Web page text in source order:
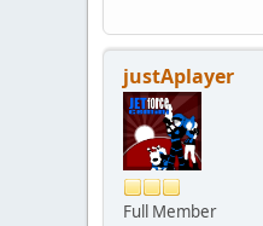
justAplayer
Full Member